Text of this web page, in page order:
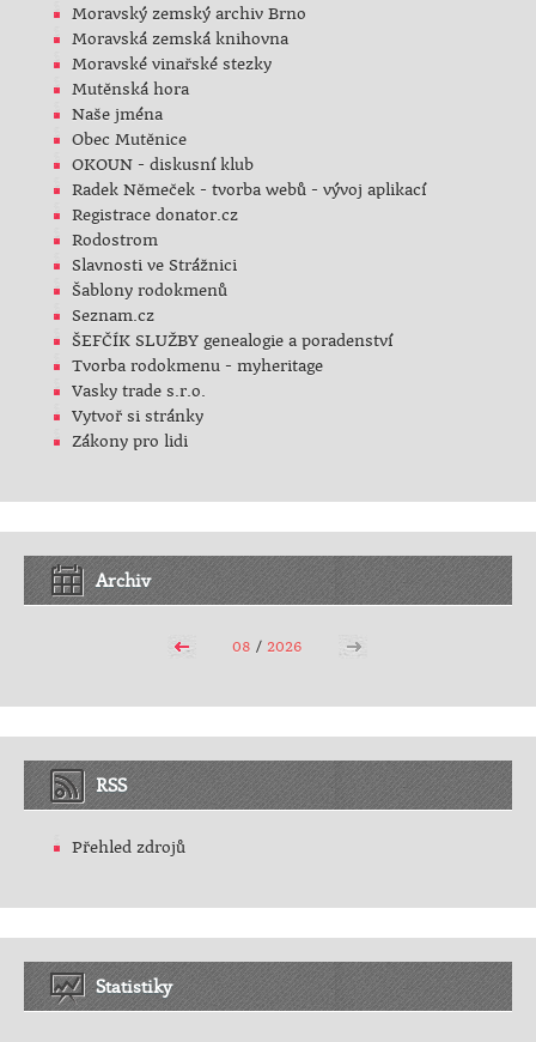
Moravský zemský archiv Brno
Moravská zemská knihovna
Moravské vinařské stezky
Mutěnská hora
Naše jména
Obec Mutěnice
OKOUN - diskusní klub
Radek Němeček - tvorba webů - vývoj aplikací
Registrace donator.cz
Rodostrom
Slavnosti ve Strážnici
Šablony rodokmenů
Seznam.cz
ŠEFČÍK SLUŽBY genealogie a poradenství
Tvorba rodokmenu - myheritage
Vasky trade s.r.o.
Vytvoř si stránky
Zákony pro lidi
Archiv
08 /2026
RSS
Přehled zdrojů
Statistiky